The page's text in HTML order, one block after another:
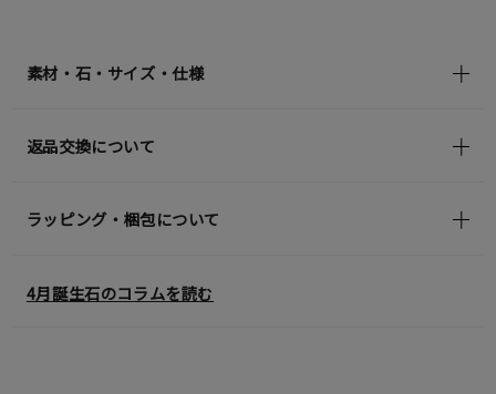
素材・石・サイズ・仕様
返品交換について
ラッピング・梱包について
4月誕生石のコラムを読む